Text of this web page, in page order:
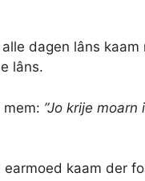
dagen lâns kaam
lâns.
”Jo krije moarn
kaam der